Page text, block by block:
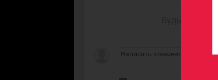
Будьте